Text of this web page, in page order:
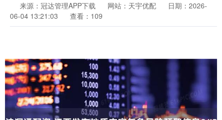
来源：冠达管理APP下载 网站：天宇优配
日期：2026-
06-04 13:21:03
查看：109